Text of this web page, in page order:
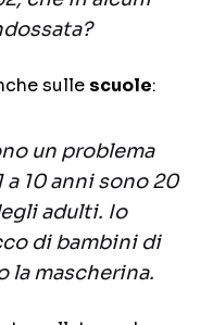
sulle scuole:
un problema
10 anni sono 20
adulti. Io
di bambini di
la mascherina.